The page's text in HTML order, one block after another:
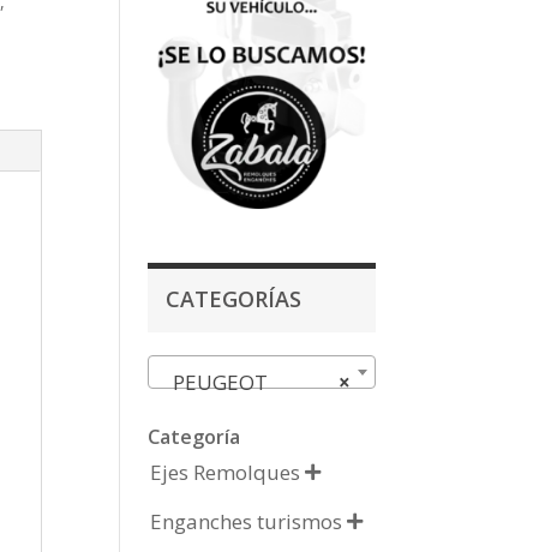
CATEGORÍAS
×
PEUGEOT
Categoría
Ejes Remolques 
Enganches turismos 